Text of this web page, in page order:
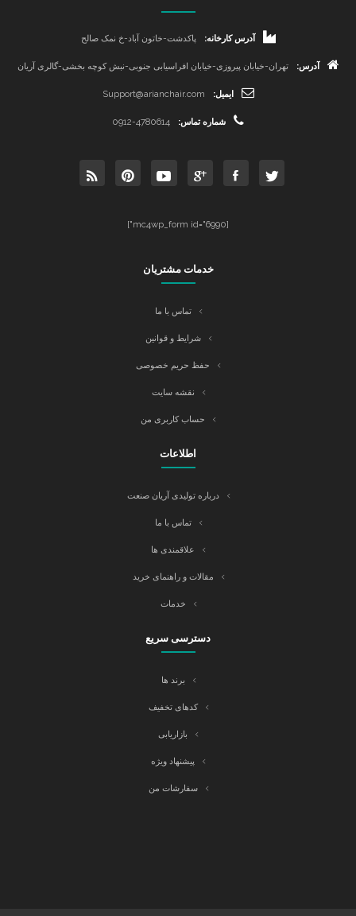
آدرس کارخانه: پاکدشت-خاتون آباد-خ نمک صالح
آدرس: تهران-خیابان پیروزی-خیابان افراسیابی جنوبی-نبش کوچه بخشی-گالری آریان
ایمیل: Support@arianchair.com
شماره تماس: 0912-4780614
[mc4wp_form id="6990"]
خدمات مشتریان
تماس با ما
شرایط و قوانین
حفظ حریم خصوصی
نقشه سایت
حساب کاربری من
اطلاعات
درباره تولیدی آریان صنعت
تماس با ما
علاقمندی ها
مقالات و راهنمای خرید
خدمات
دسترسی سریع
برند ها
کدهای تخفیف
بازاریابی
پیشنهاد ویژه
سفارشات من